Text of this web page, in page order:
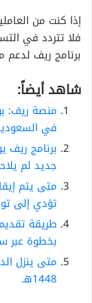
إذا كنت من
فلا تتردد في
برنامج ريف
شاهد أيضاً:
منصة ريف:
في
برنامج
جديد لم
متى يتم
تؤدي إلى
طريقة
بخطوة عبر
متى ينزل
1448هـ